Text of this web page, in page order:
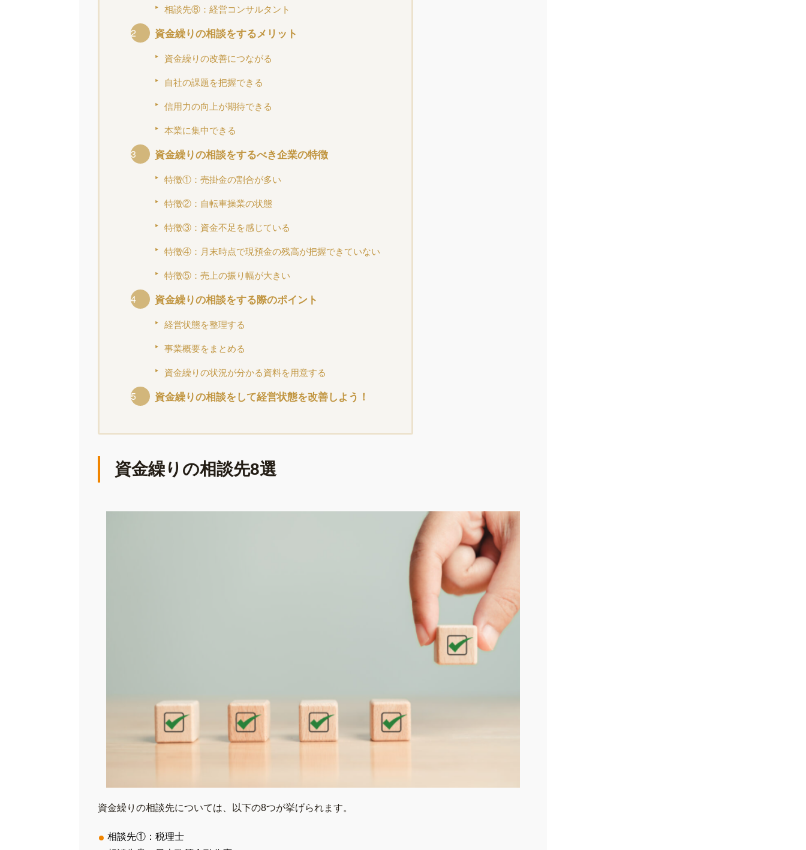
相談先⑧：経営コンサルタント
資金繰りの相談をするメリット
資金繰りの改善につながる
自社の課題を把握できる
信用力の向上が期待できる
本業に集中できる
資金繰りの相談をするべき企業の特徴
特徴①：売掛金の割合が多い
特徴②：自転車操業の状態
特徴③：資金不足を感じている
特徴④：月末時点で現預金の残高が把握できていない
特徴⑤：売上の振り幅が大きい
資金繰りの相談をする際のポイント
経営状態を整理する
事業概要をまとめる
資金繰りの状況が分かる資料を用意する
資金繰りの相談をして経営状態を改善しよう！
資金繰りの相談先8選
資金繰りの相談先については、以下の8つが挙げられます。
相談先①：税理士